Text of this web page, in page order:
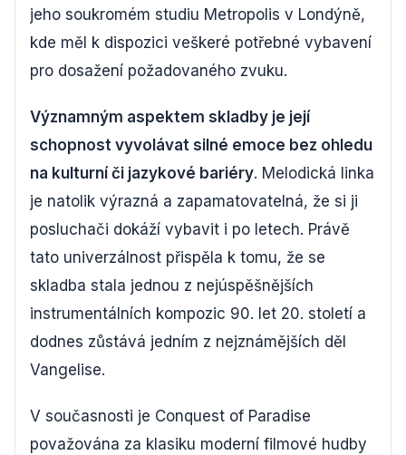
jeho soukromém studiu Metropolis v Londýně,
kde měl k dispozici veškeré potřebné vybavení
pro dosažení požadovaného zvuku.
Významným aspektem skladby je její
schopnost vyvolávat silné emoce bez ohledu
na kulturní či jazykové bariéry. Melodická linka
je natolik výrazná a zapamatovatelná, že si ji
posluchači dokáží vybavit i po letech. Právě
tato univerzálnost přispěla k tomu, že se
skladba stala jednou z nejúspěšnějších
instrumentálních kompozic 90. let 20. století a
dodnes zůstává jedním z nejznámějších děl
Vangelise.
V současnosti je Conquest of Paradise
považována za klasiku moderní filmové hudby